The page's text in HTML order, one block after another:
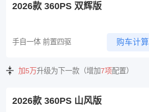
2026款 360PS 双辉版
手自一体 前置四驱 购车计算
加5万升级为下一款（增加7项配置）
2026款 360PS 山风版